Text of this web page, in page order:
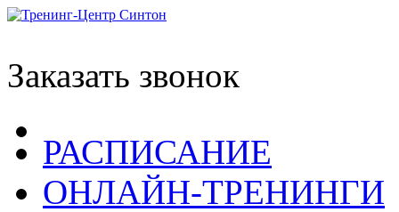
Заказать звонок
РАСПИСАНИЕ
ОНЛАЙН-ТРЕНИНГИ